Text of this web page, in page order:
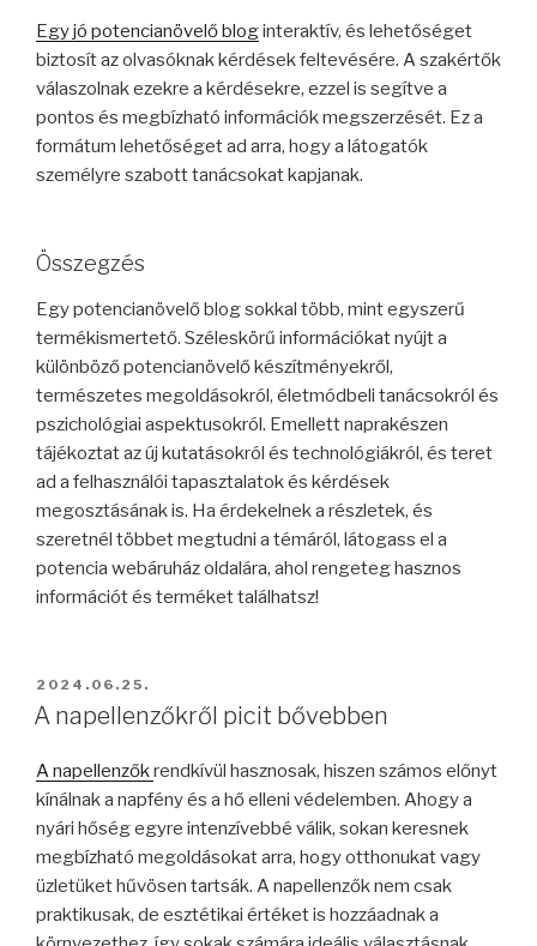
Egy jó potencianövelő bloginteraktív, és lehetőséget
biztosít az olvasóknak kérdések feltevésére. A szakértők
válaszolnak ezekre a kérdésekre, ezzel is segítve a
pontos és megbízható információk megszerzését. Ez a
formátum lehetőséget ad arra, hogy a látogatók
személyre szabott tanácsokat kapjanak.
Összegzés
Egy potencianövelő blog sokkal több, mint egyszerű
termékismertető. Széleskörű információkat nyújt a
különböző potencianövelő készítményekről,
természetes megoldásokról, életmódbeli tanácsokról és
pszichológiai aspektusokról. Emellett naprakészen
tájékoztat az új kutatásokról és technológiákról, és teret
ad a felhasználói tapasztalatok és kérdések
megosztásának is. Ha érdekelnek a részletek, és
szeretnél többet megtudni a témáról, látogass el a
potencia webáruház oldalára, ahol rengeteg hasznos
információt és terméket találhatsz!
BEKÜLDVE:
2024.06.25.
A napellenzőkről picit bővebben
A napellenzőkrendkívül hasznosak, hiszen számos előnyt
kínálnak a napfény és a hő elleni védelemben. Ahogy a
nyári hőség egyre intenzívebbé válik, sokan keresnek
megbízható megoldásokat arra, hogy otthonukat vagy
üzletüket hűvösen tartsák. A napellenzők nem csak
praktikusak, de esztétikai értéket is hozzáadnak a